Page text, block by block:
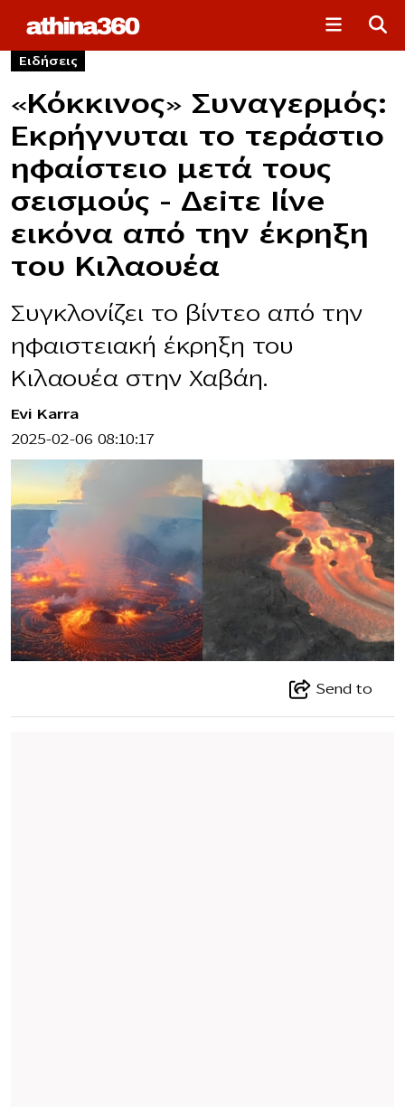
Ειδήσεις
«Κόκκινος» Συναγερμός:
Εκρήγνυται το τεράστιο
ηφαίστειο μετά τους
σεισμούς – Δεiτε Ιίνe
εικόνα από την έκρηξη
του Κιλαουέα
Συγκλονίζει το βίντεο από την
ηφαιστειακή έκρηξη του
Κιλαουέα στην Χαβάη.
Evi Karra
2025-02-06 08:10:17
Send to